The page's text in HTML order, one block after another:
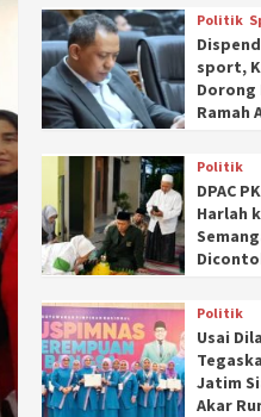
Politik
sport,
Dorong
Ramah
Politik
DPAC
Harlah
Politik
Usai
Jatim
Akar